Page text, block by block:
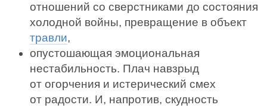
отношений со сверстниками до состояния
холодной войны, превращение в объект
травли,
опустошающая эмоциональная
нестабильность. Плач навзрыд
от огорчения и истерический смех
от радости. И, напротив, скудность